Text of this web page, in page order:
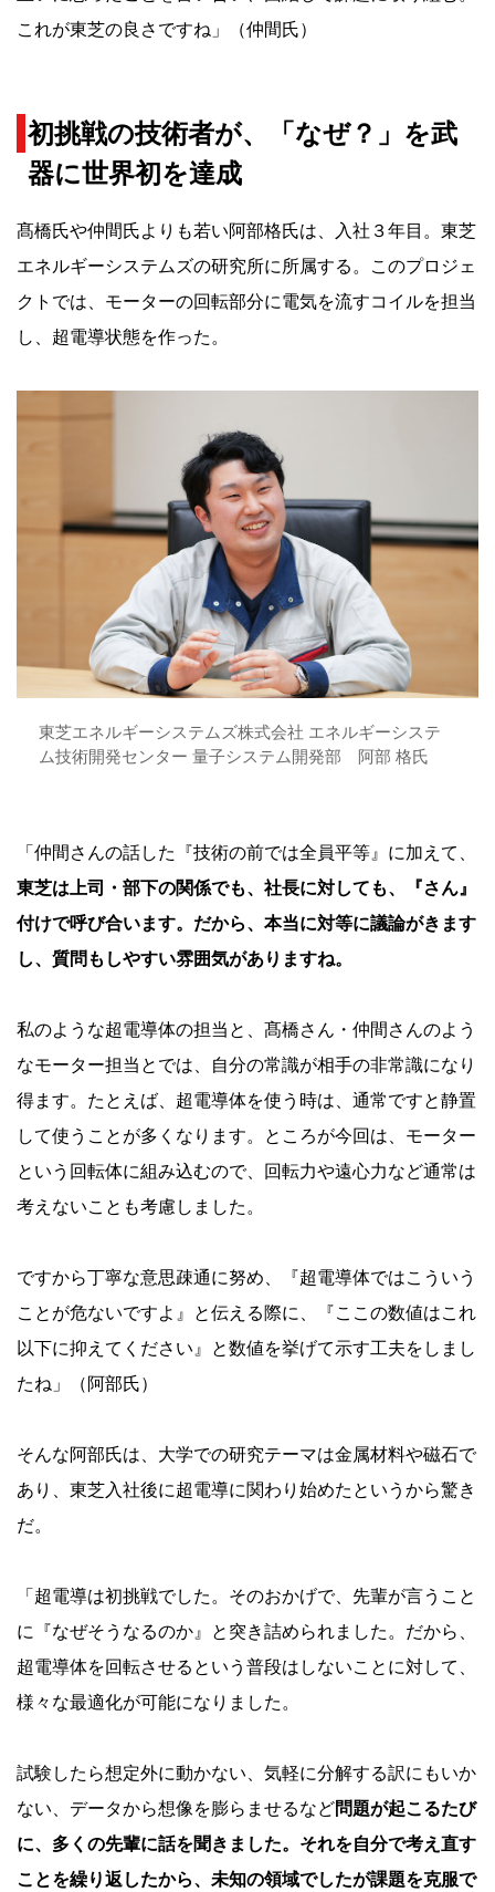
これが東芝の良さですね」（仲間氏）
初挑戦の技術者が、「なぜ？」を武
器に世界初を達成
髙橋氏や仲間氏よりも若い阿部格氏は、入社３年目。東芝
エネルギーシステムズの研究所に所属する。このプロジェ
クトでは、モーターの回転部分に電気を流すコイルを担当
し、超電導状態を作った。
東芝エネルギーシステムズ株式会社 エネルギーシステ
ム技術開発センター 量子システム開発部 阿部 格氏
「仲間さんの話した『技術の前では全員平等』に加えて、
東芝は上司・部下の関係でも、社長に対しても、『さん』
付けで呼び合います。だから、本当に対等に議論がきます
し、質問もしやすい雰囲気がありますね。
私のような超電導体の担当と、髙橋さん・仲間さんのよう
なモーター担当とでは、自分の常識が相手の非常識になり
得ます。たとえば、超電導体を使う時は、通常ですと静置
して使うことが多くなります。ところが今回は、モーター
という回転体に組み込むので、回転力や遠心力など通常は
考えないことも考慮しました。
ですから丁寧な意思疎通に努め、『超電導体ではこういう
ことが危ないですよ』と伝える際に、『ここの数値はこれ
以下に抑えてください』と数値を挙げて示す工夫をしまし
たね」（阿部氏）
そんな阿部氏は、大学での研究テーマは金属材料や磁石で
あり、東芝入社後に超電導に関わり始めたというから驚き
だ。
「超電導は初挑戦でした。そのおかげで、先輩が言うこと
に『なぜそうなるのか』と突き詰められました。だから、
超電導体を回転させるという普段はしないことに対して、
様々な最適化が可能になりました。
試験したら想定外に動かない、気軽に分解する訳にもいか
ない、データから想像を膨らませるなど問題が起こるたび
に、多くの先輩に話を聞きました。それを自分で考え直す
ことを繰り返したから、未知の領域でしたが課題を克服で